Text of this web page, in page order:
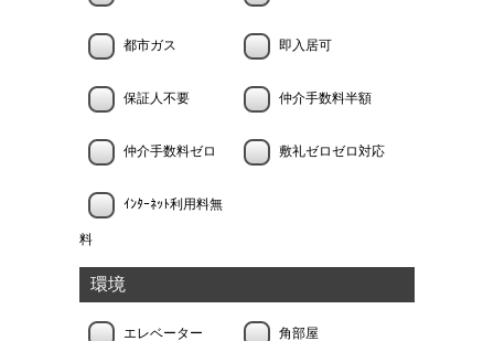
都市ガス 即入居可
保証人不要 仲介手数料半額
仲介手数料ゼロ 敷礼ゼロゼロ対応
ｲﾝﾀｰﾈｯﾄ利用料無
料
環境
エレベーター 角部屋